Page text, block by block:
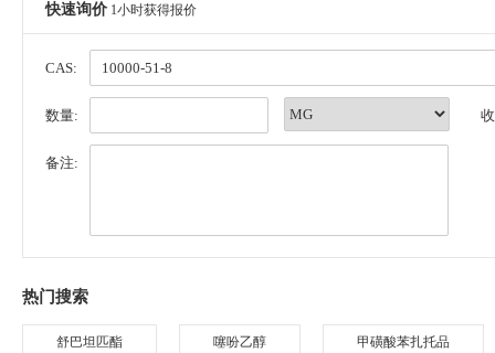
快速询价 1小时获得报价
CAS:
数量:
备注:
热门搜索
舒巴坦匹酯 噻吩乙醇 甲磺酸苯扎托品